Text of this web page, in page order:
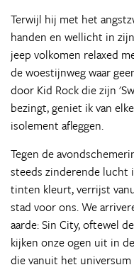
Terwijl hij met het
handen en wellicht in
jeep volkomen relaxed
de woestijnweg waar
door Kid Rock die zijn
bezingt, geniet ik van
isolement afleggen.
Tegen de
steeds zinderende lucht
tinten kleurt, verrijst
stad voor ons. We
aarde: Sin City, oftewel
kijken onze ogen uit in
die vanuit het